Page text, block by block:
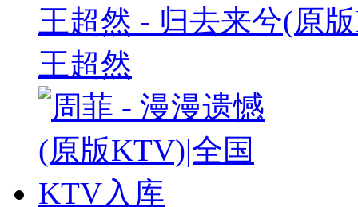
王超然 - 归去来兮(原
王超然